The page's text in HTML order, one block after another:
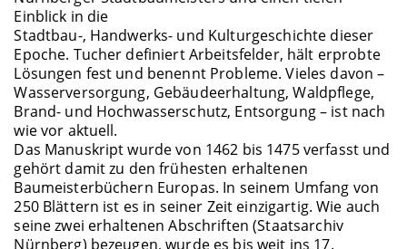
Einblick in die
Stadtbau-, Handwerks- und Kulturgeschichte dieser
Epoche. Tucher definiert Arbeitsfelder, hält erprobte
Lösungen fest und benennt Probleme. Vieles davon –
Wasserversorgung, Gebäudeerhaltung, Waldpflege,
Brand- und Hochwasserschutz, Entsorgung – ist nach
wie vor aktuell.
Das Manuskript wurde von 1462 bis 1475 verfasst und
gehört damit zu den frühesten erhaltenen
Baumeisterbüchern Europas. In seinem Umfang von
250 Blättern ist es in seiner Zeit einzigartig. Wie auch
seine zwei erhaltenen Abschriften (Staatsarchiv
Nürnberg) bezeugen, wurde es bis weit ins 17.